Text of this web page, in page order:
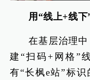
用“线上+线
在基层治理中
建“扫码+网格”
有“长枫e站”标